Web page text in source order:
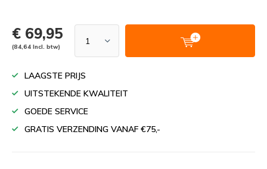
€ 69,95
(84,64 Incl. btw)
LAAGSTE PRIJS
UITSTEKENDE KWALITEIT
GOEDE SERVICE
GRATIS VERZENDING VANAF €75,-